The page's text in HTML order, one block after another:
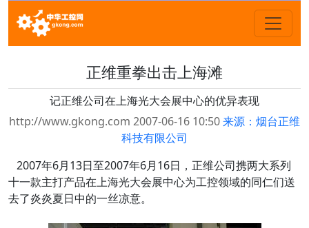
正维重拳出击上海滩
记正维公司在上海光大会展中心的优异表现
http://www.gkong.com 2007-06-16 10:50来源：烟台正维
科技有限公司
2007年6月13日至2007年6月16日，正维公司携两大系列
十一款主打产品在上海光大会展中心为工控领域的同仁们送
去了炎炎夏日中的一丝凉意。